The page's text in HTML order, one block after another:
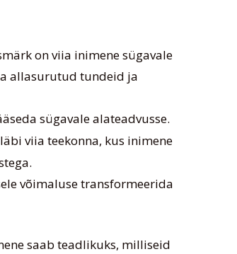
on viia inimene sügavale
allasurutud tundeid ja
sügavale alateadvusse.
viia teekonna, kus inimene
võimaluse transformeerida
saab teadlikuks, milliseid